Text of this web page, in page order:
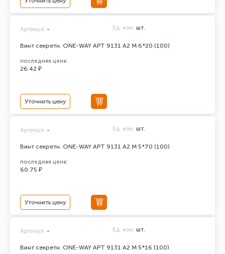
Винт секретн. ONE-WAY АРТ 9131 А2 M 6*20 (100)
Артикул: - Ед. изм. шт.
последняя цена:
26.42 ₽
Уточнить цену
Винт секретн. ONE-WAY АРТ 9131 А2 M 5*70 (100)
Артикул: - Ед. изм. шт.
последняя цена:
60.75 ₽
Уточнить цену
Винт секретн. ONE-WAY АРТ 9131 А2 M 5*16 (100)
Артикул: - Ед. изм. шт.